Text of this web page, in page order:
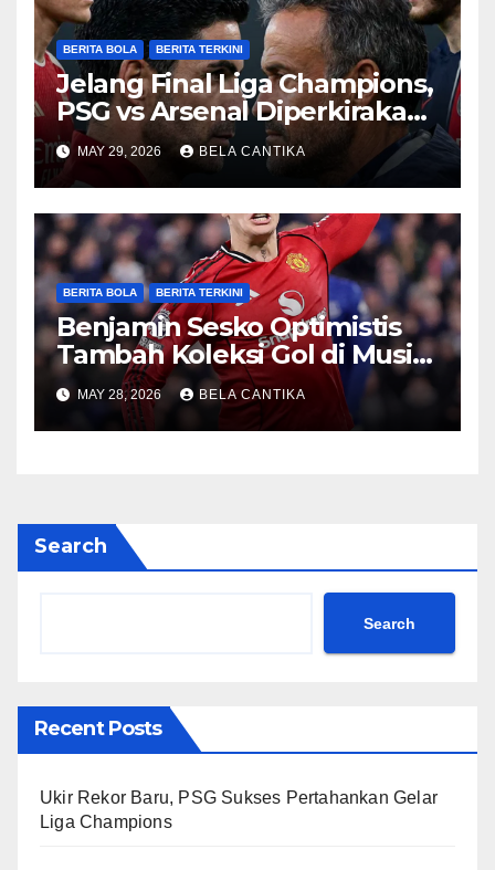
BERITA BOLA BERITA TERKINI
Jelang Final Liga Champions,
PSG vs Arsenal Diperkirakan
Sengit
MAY 29, 2026 BELA CANTIKA
BERITA BOLA BERITA TERKINI
Benjamin Sesko Optimistis
Tambah Koleksi Gol di Musim
2026/27
MAY 28, 2026 BELA CANTIKA
Search
Search
Recent Posts
Ukir Rekor Baru, PSG Sukses Pertahankan Gelar
Liga Champions